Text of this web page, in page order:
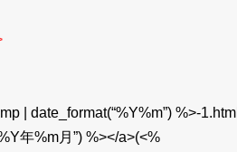
| date_format(“%Y%m”) %>-
年%m月”) %></a>(<%